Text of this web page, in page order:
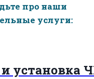
про наши
услуги:
установка